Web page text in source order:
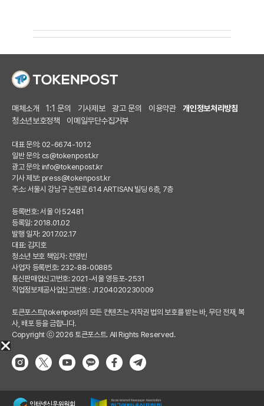
매체소개 1:1 문의 기사제보 광고 문의 이용약관
개인정보처리방침
청소년보호정책
이메일무단수집거부
대표 문의: 02-6674-1012
일반 문의: cs@tokenpost.kr
광고 문의: info@tokenpost.kr
기사 제보: press@tokenpost.kr
주소: 서울시 강남구 논현로 614 ARTISAN 빌딩 6층, 7층
등록번호: 서울 아 52481
등록일: 2018.01.02
발행 일자: 2017.02.17
대표: 김지호
청소년 보호 책임자: 전영빈
사업자 등록번호: 232-88-00885
통신판매업신고번호: 2021-서울 영등포-2531
직업정보제공사업신고번호 : J1204020230009
토큰포스트(tokenpost)의 모든 컨텐츠는 저작권 법의 보호를 받는 바, 무단 전재, 복
사, 배포 등을 금합니다.
Copyright ⓒ 2026 토큰포스트. All Rights Reserved.